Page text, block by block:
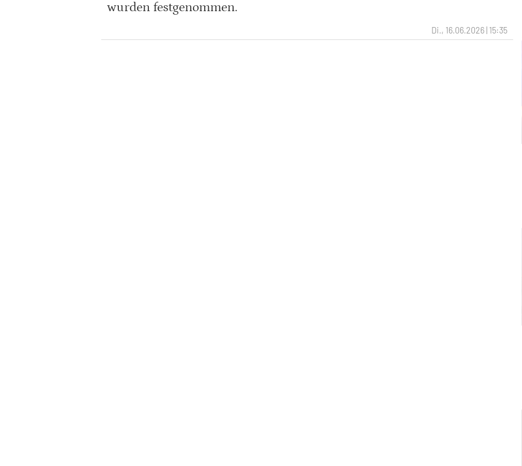
wurden festgenommen.
Di., 16.06.2026 | 15:35